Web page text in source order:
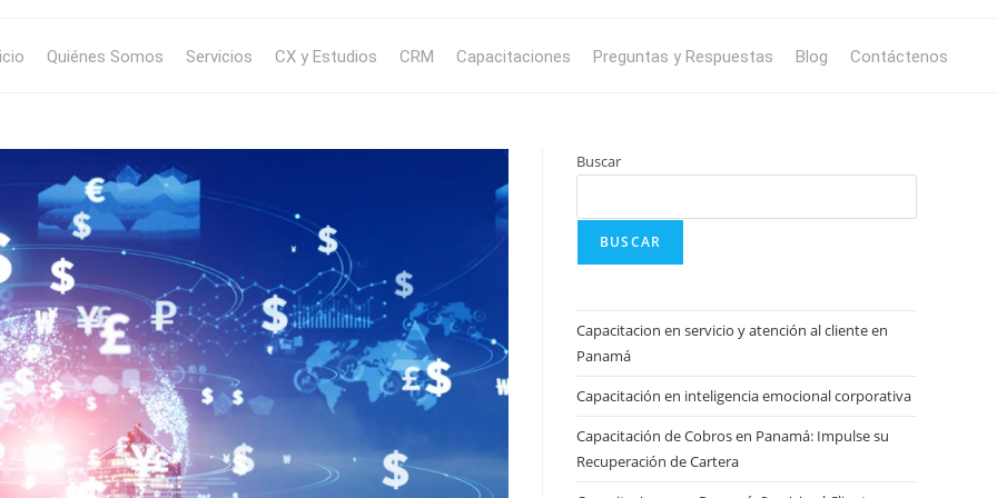
Quiénes Somos Servicios CX y Estudios CRM Capacitaciones Preguntas y Respuestas Blog Contáctenos
Buscar
BUSCAR
Capacitacion en servicio y atención al cliente en
Panamá
Capacitación en inteligencia emocional corporativa
Capacitación de Cobros en Panamá: Impulse su
Recuperación de Cartera